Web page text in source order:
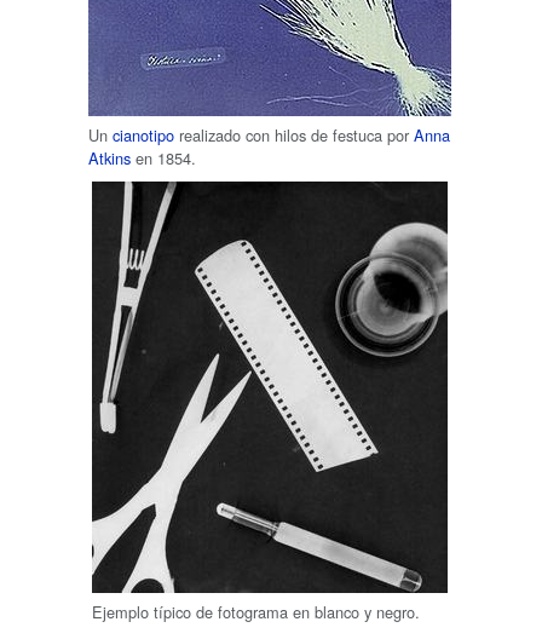
Un cianotipo realizado con hilos de festuca por Anna
Atkins en 1854.
Ejemplo típico de fotograma en blanco y negro.